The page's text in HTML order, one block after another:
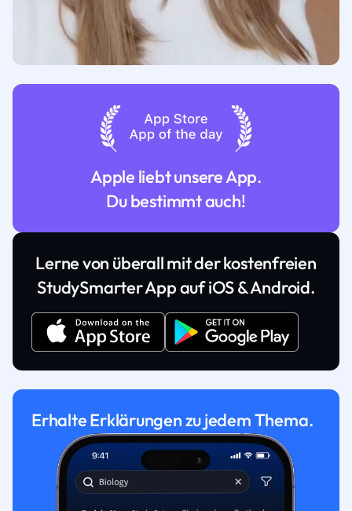
Apple liebt unsere App.
Du bestimmt auch!
Lerne von überall mit der kostenfreien
StudySmarter App auf iOS & Android.
Erhalte Erklärungen zu jedem Thema.